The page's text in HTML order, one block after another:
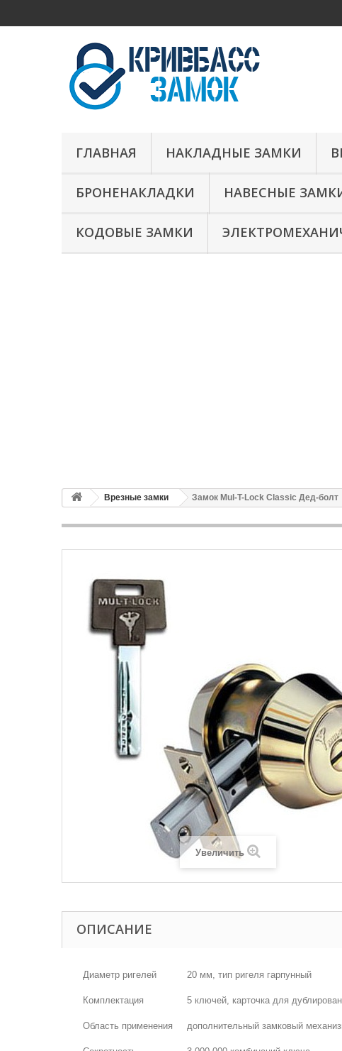
ГЛАВНАЯ НАКЛАДНЫЕ ЗАМКИ
БРОНЕНАКЛАДКИ НАВЕСНЫЕ
КОДОВЫЕ ЗАМКИ
Врезные замки Замок Mul-T-Lock Classic Дед-болт
Увеличить
ОПИСАНИЕ
Диаметр ригелей 20 мм, тип ригеля гарпунный
Комплектация 5 ключей, карточка для
Область применения дополнительный замковый